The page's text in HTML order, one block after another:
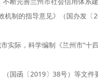
机制的指导意见》（国办发
实际，科学编制《兰州市“十
国函〔2019〕38号）等文